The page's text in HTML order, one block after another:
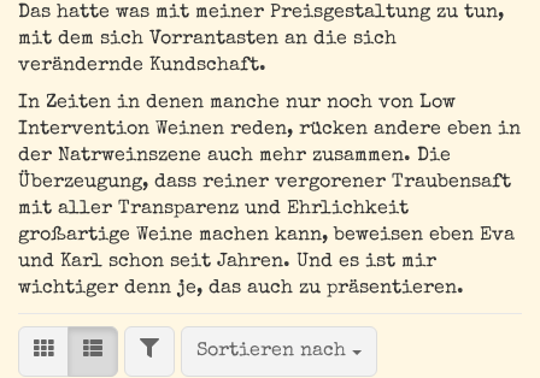
Das hatte was mit meiner Preisgestaltung zu tun,
mit dem sich Vorrantasten an die sich
verändernde Kundschaft.
In Zeiten in denen manche nur noch von Low
Intervention Weinen reden, rücken andere eben in
der Natrweinszene auch mehr zusammen. Die
Überzeugung, dass reiner vergorener Traubensaft
mit aller Transparenz und Ehrlichkeit
großartige Weine machen kann, beweisen eben Eva
und Karl schon seit Jahren. Und es ist mir
wichtiger denn je, das auch zu präsentieren.
FILTERSortieren nach
Sortieren nach